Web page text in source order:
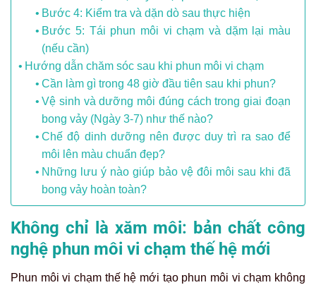
Bước 4: Kiểm tra và dặn dò sau thực hiện
Bước 5: Tái phun môi vi chạm và dặm lại màu
(nếu cần)
Hướng dẫn chăm sóc sau khi phun môi vi chạm
Cần làm gì trong 48 giờ đầu tiên sau khi phun?
Vệ sinh và dưỡng môi đúng cách trong giai đoạn
bong vảy (Ngày 3-7) như thế nào?
Chế độ dinh dưỡng nên được duy trì ra sao để
môi lên màu chuẩn đẹp?
Những lưu ý nào giúp bảo vệ đôi môi sau khi đã
bong vảy hoàn toàn?
Không chỉ là xăm môi: bản chất công
nghệ phun môi vi chạm thế hệ mới
Phun môi vi chạm thế hệ mới tạo phun môi vi chạm không